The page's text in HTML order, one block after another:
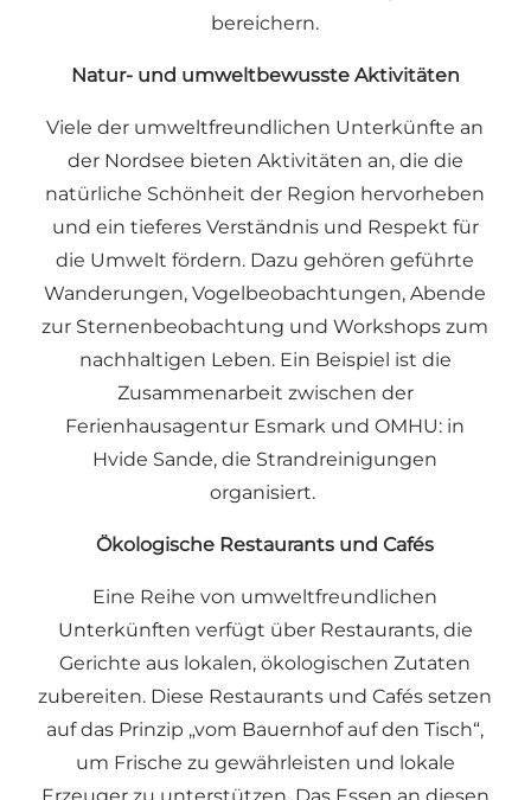
bereichern.
Natur- und umweltbewusste Aktivitäten
Viele der umweltfreundlichen Unterkünfte an
der Nordsee bieten Aktivitäten an, die die
natürliche Schönheit der Region hervorheben
und ein tieferes Verständnis und Respekt für
die Umwelt fördern. Dazu gehören geführte
Wanderungen, Vogelbeobachtungen, Abende
zur Sternenbeobachtung und Workshops zum
nachhaltigen Leben. Ein Beispiel ist die
Zusammenarbeit zwischen der
Ferienhausagentur Esmark undOMHU: in
Hvide Sande, die Strandreinigungen
organisiert.
Ökologische Restaurants und Cafés
Eine Reihe von umweltfreundlichen
Unterkünften verfügt über Restaurants, die
Gerichte aus lokalen, ökologischen Zutaten
zubereiten. Diese Restaurants und Cafés setzen
auf das Prinzip „vom Bauernhof auf den Tisch“,
um Frische zu gewährleisten und lokale